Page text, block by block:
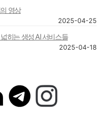
영상
2025-04-25
히는 생성 AI 서비스들
2025-04-18
텔
레
인
스